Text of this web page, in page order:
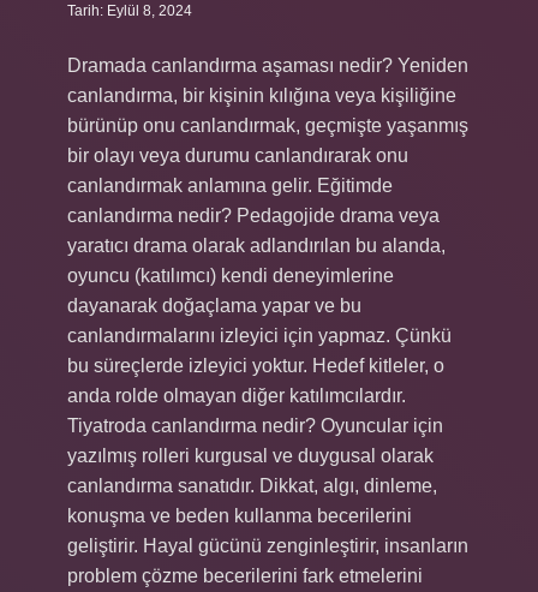
Tarih: Eylül 8, 2024
Dramada canlandırma aşaması nedir? Yeniden
canlandırma, bir kişinin kılığına veya kişiliğine
bürünüp onu canlandırmak, geçmişte yaşanmış
bir olayı veya durumu canlandırarak onu
canlandırmak anlamına gelir. Eğitimde
canlandırma nedir? Pedagojide drama veya
yaratıcı drama olarak adlandırılan bu alanda,
oyuncu (katılımcı) kendi deneyimlerine
dayanarak doğaçlama yapar ve bu
canlandırmalarını izleyici için yapmaz. Çünkü
bu süreçlerde izleyici yoktur. Hedef kitleler, o
anda rolde olmayan diğer katılımcılardır.
Tiyatroda canlandırma nedir? Oyuncular için
yazılmış rolleri kurgusal ve duygusal olarak
canlandırma sanatıdır. Dikkat, algı, dinleme,
konuşma ve beden kullanma becerilerini
geliştirir. Hayal gücünü zenginleştirir, insanların
problem çözme becerilerini fark etmelerini